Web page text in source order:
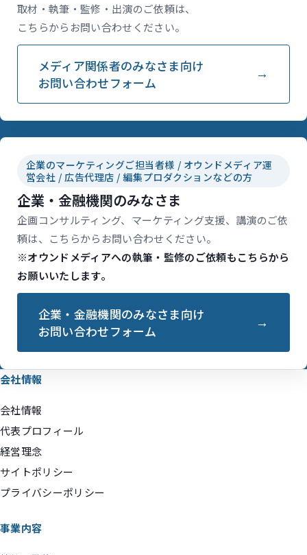
取材・執筆・監修・出演のご依頼は、
こちらからお問い合わせください。
メディア関係者のみなさま向け
お問い合わせフォーム
企業のマーケティングご担当者様 / オウンドメディア運
営会社 / 広告代理店 / 編集プロダクションなどの方
企業・金融機関のみなさま
企画コンサルティング、マーケティング支援、講演のご依
頼は、こちらからお問い合わせください。
※オウンドメディアへの執筆・監修のご依頼もこちらから
お願いいたします。
企業・金融機関のみなさま向け
お問い合わせフォーム
会社情報
会社情報
代表プロフィール
経営理念
サイトポリシー
プライバシーポリシー
事業内容